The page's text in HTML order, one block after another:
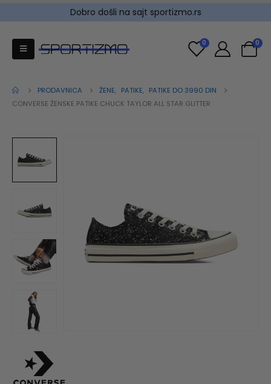
Dobro došli na sajt sportizmo.rs
0 0
PRODAVNICA ŽENE, PATIKE, PATIKE DO 3990 DIN
CONVERSE ŽENSKE PATIKE CHUCK TAYLOR ALL STAR GLITTER